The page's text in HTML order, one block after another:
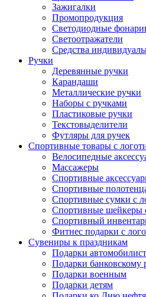
Зажигалки
Промопродукция
Светодиодные
Светоотражатели
Средства
Ручки
Деревянные ручки
Карандаши
Металлические ручки
Наборы с ручками
Пластиковые ручки
Текстовыделители
Футляры для ручек
Спортивные товары с
Велосипедные
Массажеры
Спортивные
Спортивные
Спортивные сумки с
Спортивные шейкеры
Спортивный
Фитнес подарки с
Сувениры к праздникам
Подарки
Подарки банковскому
Подарки военным
Подарки детям